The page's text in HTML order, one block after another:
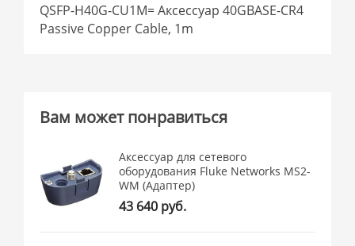
QSFP-H40G-CU1M= Аксессуар 40GBASE-CR4
Passive Copper Cable, 1m
Вам может понравиться
Аксессуар для сетевого
оборудования Fluke Networks MS2-
WM (Адаптер)
43 640 руб.